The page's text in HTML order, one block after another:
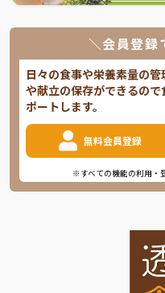
＼会員登録
日々の食事や栄養素量の
や献立の保存ができるの
ポートします。
無料会員登録
※すべての機能の利用・